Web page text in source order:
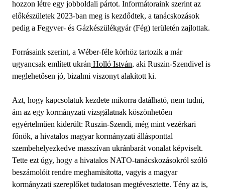
hozzon létre egy jobboldali pártot. Informátoraink szerint az
előkészületek 2023-ban meg is kezdődtek, a tanácskozások
pedig a Fegyver- és Gázkészülékgyár (Fég) területén zajlottak.
Forrásaink szerint, a Wéber-féle körhöz tartozik a már
ugyancsak említett ukrán Holló István, aki Ruszin-Szendivel is
meglehetősen jó, bizalmi viszonyt alakított ki.
Azt, hogy kapcsolatuk kezdete mikorra datálható, nem tudni,
ám az egy kormányzati vizsgálatnak köszönhetően
egyértelműen kiderült: Ruszin-Szendi, még mint vezérkari
főnök, a hivatalos magyar kormányzati állásponttal
szembehelyezkedve masszívan ukránbarát vonalat képviselt.
Tette ezt úgy, hogy a hivatalos NATO-tanácskozásokról szóló
beszámolóit rendre meghamisította, vagyis a magyar
kormányzati szereplőket tudatosan megtévesztette. Tény az is,